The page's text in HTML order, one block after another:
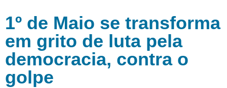
1º de Maio se transforma
em grito de luta pela
democracia, contra o
golpe